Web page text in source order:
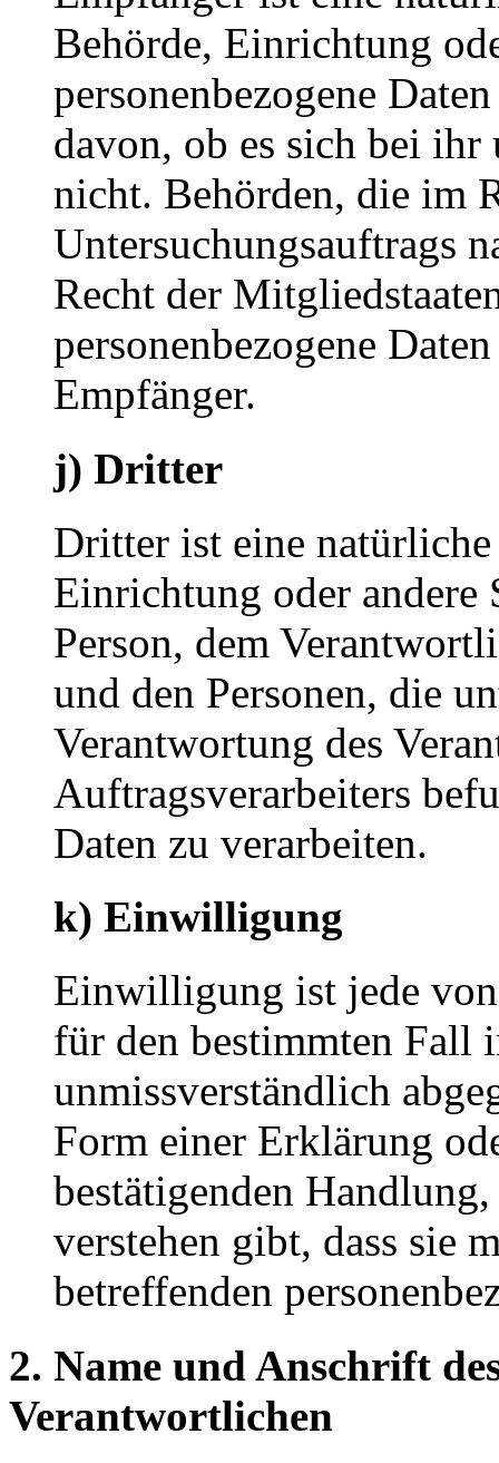
Behörde, Einrichtung
personenbezogene
davon, ob es sich bei
nicht. Behörden, die im
Untersuchungsauftrags
Recht der
personenbezogene
Empfänger.
j) Dritter
Dritter ist eine
Einrichtung oder andere
Person, dem
und den Personen, die
Verantwortung des
Auftragsverarbeiters
Daten zu verarbeiten.
k) Einwilligung
Einwilligung ist jede
für den bestimmten Fall
unmissverständlich
Form einer Erklärung
bestätigenden
verstehen gibt, dass sie
betreffenden
2. Name und Anschrift
Verantwortlichen